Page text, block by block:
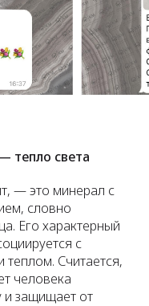
тепло света
— это минерал с
словно
Его характерный
с
теплом. Считается,
человека
и защищает от